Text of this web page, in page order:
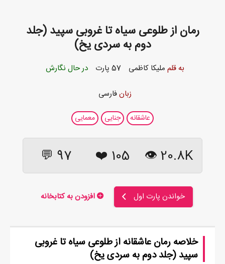
رمان از طلوعی سیاه تا غروبی سپید (جلد
دوم به سردی یخ)
به قلم ملیکا کاظمی 57 پارت در حال نگارش
زبانفارسی
عاشقانه جنایی معمایی
20.8K 👁
105
❤️
97 💬
خواندن پارت اول افزودن به کتابخانه
خلاصه رمان عاشقانه از طلوعی سیاه تا غروبی
سپید (جلد دوم به سردی یخ)